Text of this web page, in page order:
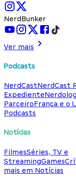
NerdBunker
Ver mais
Podcasts
NerdCastNerdCast
Expediente
ParceiroFrança e o
Podcasts
Notícias
FilmesSéries, TV e
StreamingGames
mais em Notícias